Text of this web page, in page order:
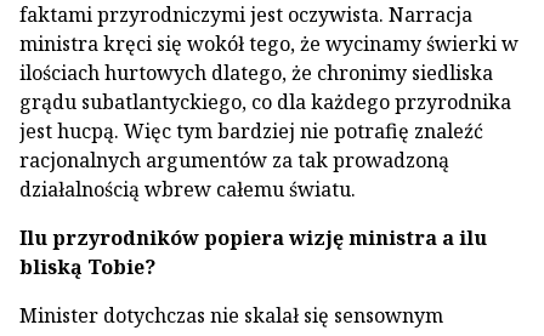
faktami przyrodniczymi jest oczywista. Narracja
ministra kręci się wokół tego, że wycinamy świerki w
ilościach hurtowych dlatego, że chronimy siedliska
grądu subatlantyckiego, co dla każdego przyrodnika
jest hucpą. Więc tym bardziej nie potrafię znaleźć
racjonalnych argumentów za tak prowadzoną
działalnością wbrew całemu światu.
Ilu przyrodników popiera wizję ministra a ilu
bliską Tobie?
Minister dotychczas nie skalał się sensownym